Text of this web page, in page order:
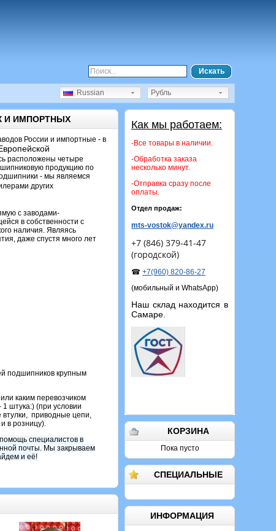
Искать
Рубль
Russian
Как мы работаем:
-Все товары в наличии.
-Обработка заказа
несколько минут.
-Отправка сразу после
оплаты.
Отдел продаж:
mts-vostok@yandex.ru
+7 (846) 379-41-47
(городской)
☎ +7(960) 820-86-27
(мобильный и WhatsApp)
Наш склад находится в
Самаре.
КОРЗИНА
Пока пусто
СПЕЦИАЛЬНЫЕ
ИНФОРМАЦИЯ
И ИМПОРТНЫХ
России и импортные - в
расположены четыре
продукцию по
- мы являемся
других
с заводами-
в собственности с
наличия. Являясь
даже спустя много лет
подшипников крупным
каким перевозчиком
штука:) (при условии
втулки, приводные цепи,
в розницу).
специалистов в
почты. Мы закрываем
и её!